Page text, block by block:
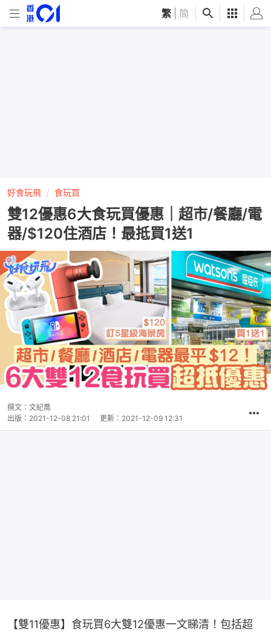
繁 简
好食玩飛 食玩買
雙12優惠6大食玩買優惠｜超市/餐廳/電
器/$120住酒店！最抵買1送1
撰文： 文紀喬
出版： 2021-12-08 21:01 更新： 2021-12-09 12:31
【雙11優惠】食玩買6大雙12優惠一文睇清！包括超